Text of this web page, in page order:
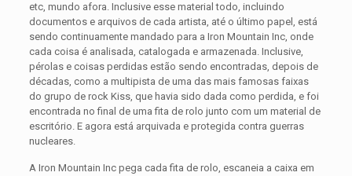
etc, mundo afora. Inclusive esse material todo, incluindo
documentos e arquivos de cada artista, até o último papel, está
sendo continuamente mandado para a Iron Mountain Inc, onde
cada coisa é analisada, catalogada e armazenada. Inclusive,
pérolas e coisas perdidas estão sendo encontradas, depois de
décadas, como a multipista de uma das mais famosas faixas
do grupo de rock Kiss, que havia sido dada como perdida, e foi
encontrada no final de uma fita de rolo junto com um material de
escritório. E agora está arquivada e protegida contra guerras
nucleares.
A Iron Mountain Inc pega cada fita de rolo, escaneia a caixa em